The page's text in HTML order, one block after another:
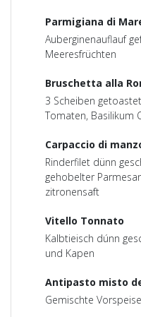
Parmigiana di
Auberginenauflauf
Meeresfrüchten
Bruschetta alla
3 Scheiben
Tomaten, Basilikum
Carpaccio di
Rinderfilet dünn
gehobelter
zitronensaft
Vitello Tonnato
Kalbtieisch dúnn
und Kapen
Antipasto misto
Gemischte